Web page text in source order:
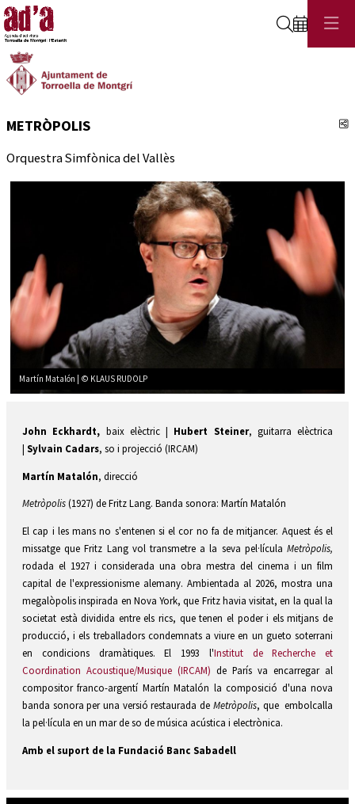
Cerca
METRÒPOLIS
Orquestra Simfònica del Vallès
Martín Matalón | © KLAUS RUDOLP
John Eckhardt, baix elèctric | Hubert Steiner, guitarra elèctrica
| Sylvain Cadars, so i projecció (IRCAM)
Martín Matalón, direcció
Metròpolis(1927) de Fritz Lang. Banda sonora: Martín Matalón
El cap i les mans no s'entenen si el cor no fa de mitjancer. Aquest és el
missatge que Fritz Lang vol transmetre a la seva pel·lícula Metròpolis,
rodada el 1927 i considerada una obra mestra del cinema i un film
capital de l'expressionisme alemany. Ambientada al 2026, mostra una
megalòpolis inspirada en Nova York, que Fritz havia visitat, en la qual la
societat està dividida entre els rics, que tenen el poder i els mitjans de
producció, i els treballadors condemnats a viure en un gueto soterrani
en condicions dramàtiques. El 1993 l'Institut de Recherche et
Coordination Acoustique/Musique (IRCAM) de París va encarregar al
compositor franco-argentí Martín Matalón la composició d'una nova
banda sonora per una versió restaurada de Metròpolis, que embolcalla
la pel·lícula en un mar de so de música acústica i electrònica.
Amb el suport de la Fundació Banc Sabadell